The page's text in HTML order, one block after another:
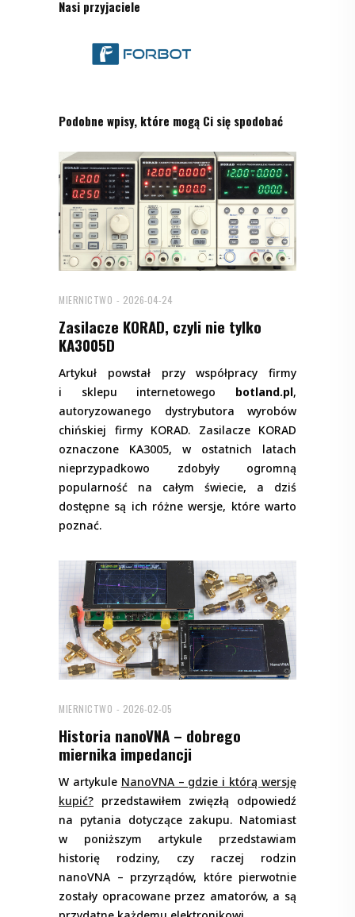
Nasi przyjaciele
Podobne wpisy, które mogą Ci się spodobać
MIERNICTWO 2026-04-24
Zasilacze KORAD, czyli nie tylko
KA3005D
Artykuł powstał przy współpracy firmy
i sklepu internetowego botland.pl,
autoryzowanego dystrybutora wyrobów
chińskiej firmy KORAD. Zasilacze KORAD
oznaczone KA3005, w ostatnich latach
nieprzypadkowo zdobyły ogromną
popularność na całym świecie, a dziś
dostępne są ich różne wersje, które warto
poznać.
MIERNICTWO 2026-02-05
Historia nanoVNA – dobrego
miernika impedancji
W artykule NanoVNA – gdzie i którą wersję
kupić? przedstawiłem zwięzłą odpowiedź
na pytania dotyczące zakupu. Natomiast
w poniższym artykule przedstawiam
historię rodziny, czy raczej rodzin
nanoVNA – przyrządów, które pierwotnie
zostały opracowane przez amatorów, a są